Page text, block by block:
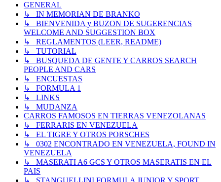
GENERAL
↳ IN MEMORIAN DE BRANKO
↳ BIENVENIDA y BUZON DE SUGERENCIAS
WELCOME AND SUGGESTION BOX
↳ REGLAMENTOS (LEER, README)
↳ TUTORIAL
↳ BUSQUEDA DE GENTE Y CARROS SEARCH
PEOPLE AND CARS
↳ ENCUESTAS
↳ FORMULA 1
↳ LINKS
↳ MUDANZA
CARROS FAMOSOS EN TIERRAS VENEZOLANAS
↳ FERRARIS EN VENEZUELA
↳ EL TIGRE Y OTROS PORSCHES
↳ 0302 ENCONTRADO EN VENEZUELA, FOUND IN
VENEZUELA
↳ MASERATI A6 GCS Y OTROS MASERATIS EN EL
PAIS